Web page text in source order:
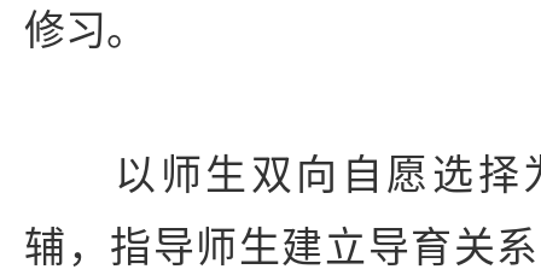
修习。
以师生双向自愿选择
辅，指导师生建立导育关